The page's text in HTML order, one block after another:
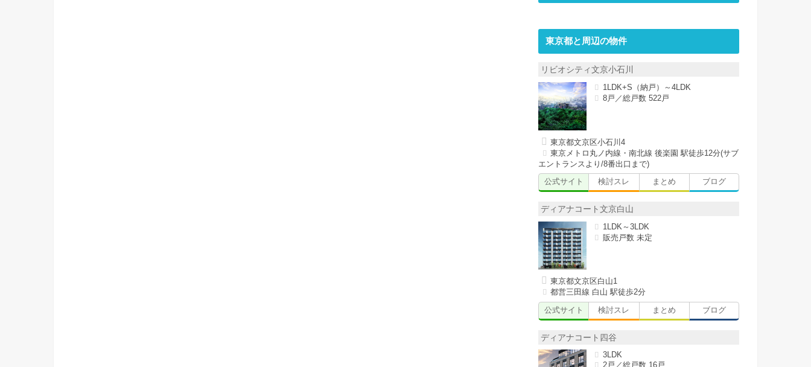
東京都と周辺の物件
リビオシティ文京小石川
1LDK+S（納戸）～4LDK
8戸／総戸数 522戸
東京都文京区小石川4
東京メトロ丸ノ内線・南北線 後楽園 駅徒歩12分(サブ
エントランスより/8番出口まで)
公式サイト
検討スレ まとめ ブログ
ディアナコート文京白山
1LDK～3LDK
販売戸数 未定
東京都文京区白山1
都営三田線 白山 駅徒歩2分
公式サイト
検討スレ まとめ ブログ
ディアナコート四谷
3LDK
2戸／総戸数 16戸